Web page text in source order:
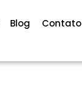
Blog Contato